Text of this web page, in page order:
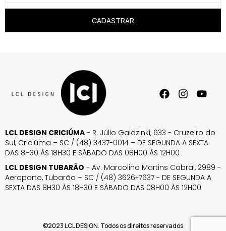
CADASTRAR
LCL DESIGN CRICIÚMA - R. Júlio Gaidzinki, 633 - Cruzeiro do
Sul, Criciúma – SC / (48) 3437-0014 – DE SEGUNDA A SEXTA
DAS 8H30 ÀS 18H30 E SÁBADO DAS 08H00 ÀS 12H00
LCL DESIGN TUBARÃO - Av. Marcolino Martins Cabral, 2989 -
Aeroporto, Tubarão – SC / (48) 3626-7637 - DE SEGUNDA A
SEXTA DAS 8H30 ÀS 18H30 E SÁBADO DAS 08H00 ÀS 12H00
©2023 LCL DESIGN. Todos os direitos reservados